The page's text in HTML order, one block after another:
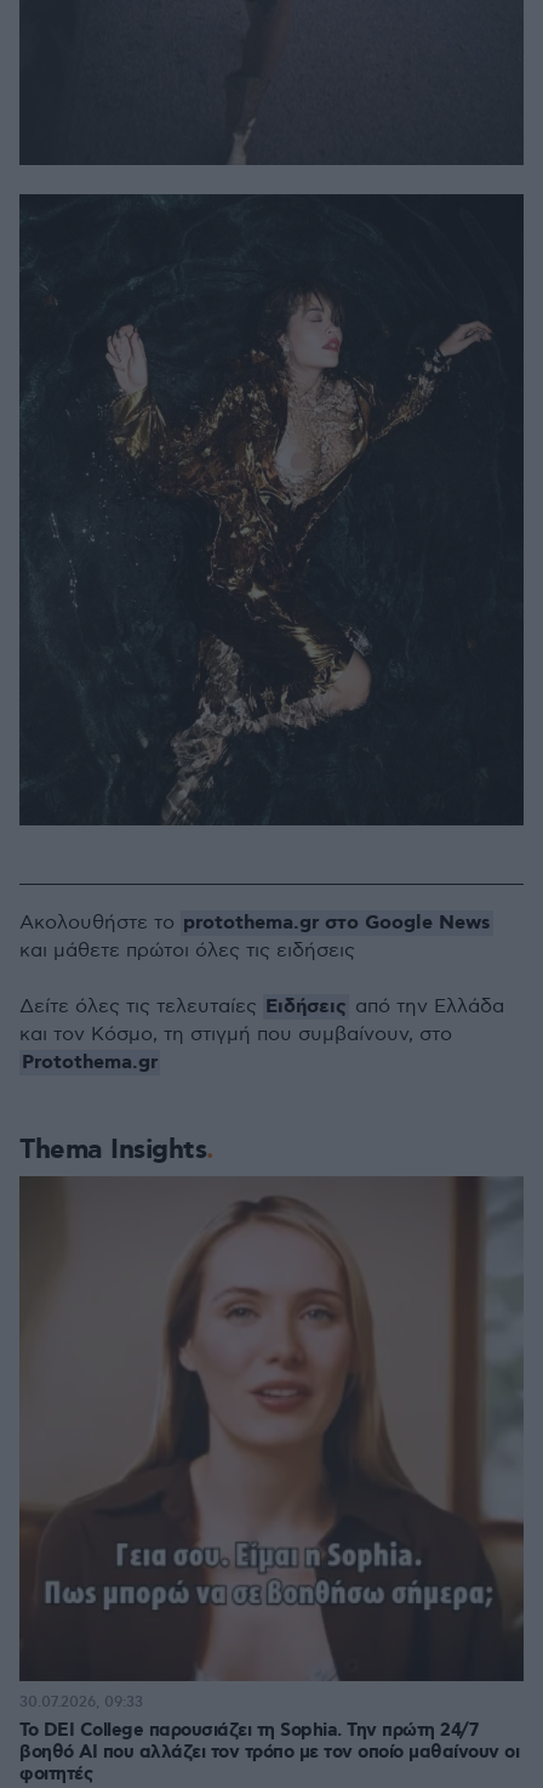
Thema Insights
Το DEI College παρουσιάζει τη Sophia. Την πρώτη 24/7
βοηθό AI που αλλάζει τον τρόπο με τον οποίο μαθαίνουν οι
φοιτητές
30.07.2026, 09:33
Ακολουθήστε το protothema.gr στο Google News
και μάθετε πρώτοι όλες τις ειδήσεις
Δείτε όλες τις τελευταίες Ειδήσεις από την Ελλάδα
και τον Κόσμο, τη στιγμή που συμβαίνουν, στο
Protothema.gr